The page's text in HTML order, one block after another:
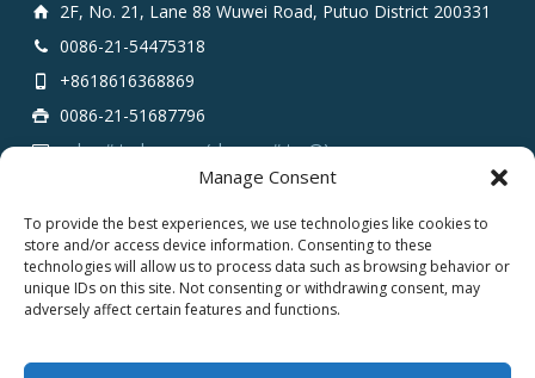
Manage Consent
To provide the best experiences, we use technologies like cookies to
store and/or access device information. Consenting to these
technologies will allow us to process data such as browsing behavior or
unique IDs on this site. Not consenting or withdrawing consent, may
adversely affect certain features and functions.
2F, No. 21, Lane 88 Wuwei Road, Putuo District 200331
0086-21-54475318
+8618616368869
0086-21-51687796
sales # tarluz.com (change # to @)
Copyright 2025 © SHANGHAI TARLUZ TELECOM TECH.